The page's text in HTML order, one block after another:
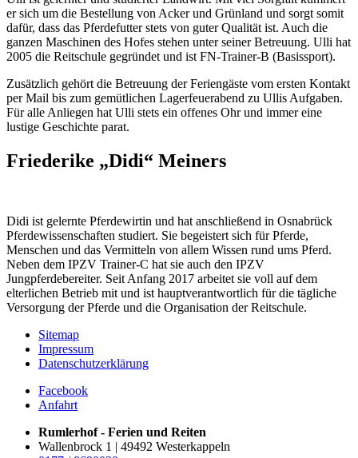
er sich um die Bestellung von Acker und Grünland und sorgt somit
dafür, dass das Pferdefutter stets von guter Qualität ist. Auch die
ganzen Maschinen des Hofes stehen unter seiner Betreuung. Ulli hat
2005 die Reitschule gegründet und ist FN-Trainer-B (Basissport).
Zusätzlich gehört die Betreuung der Feriengäste vom ersten Kontakt
per Mail bis zum gemütlichen Lagerfeuerabend zu Ullis Aufgaben.
Für alle Anliegen hat Ulli stets ein offenes Ohr und immer eine
lustige Geschichte parat.
Friederike „Didi“ Meiners
Didi ist gelernte Pferdewirtin und hat anschließend in Osnabrück
Pferdewissenschaften studiert. Sie begeistert sich für Pferde,
Menschen und das Vermitteln von allem Wissen rund ums Pferd.
Neben dem IPZV Trainer-C hat sie auch den IPZV
Jungpferdebereiter. Seit Anfang 2017 arbeitet sie voll auf dem
elterlichen Betrieb mit und ist hauptverantwortlich für die tägliche
Versorgung der Pferde und die Organisation der Reitschule.
Sitemap
Impressum
Datenschutzerklärung
Facebook
Anfahrt
Rumlerhof - Ferien und Reiten
Wallenbrock 1 | 49492 Westerkappeln